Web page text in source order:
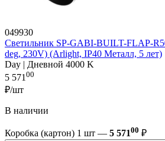
049930
Светильник SP-GABI-BUILT-FLAP-
deg, 230V) (Arlight, IP40 Металл, 5 лет)
Day | Дневной 4000 K
5 571 00
₽/шт
В наличии
Коробка (картон) 1 шт — 5 57100 ₽